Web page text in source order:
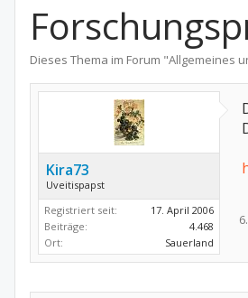
Dieses Thema im Forum "Allgemeines
Kira73
Uveitispapst
Registriert seit:
17. April 2006
Beiträge:
4.468
Ort:
Sauerland